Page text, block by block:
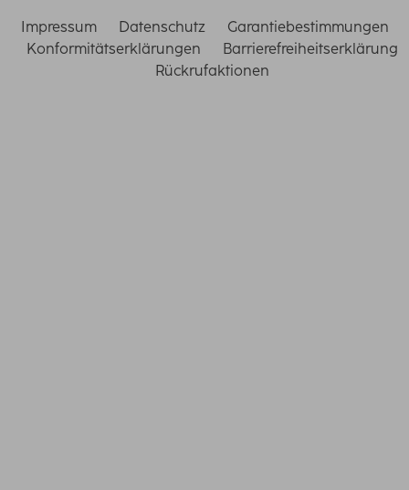
Impressum Datenschutz
Garantiebestimmungen
Konformitätserklärungen
Barrierefreiheitserklärung
Rückrufaktionen